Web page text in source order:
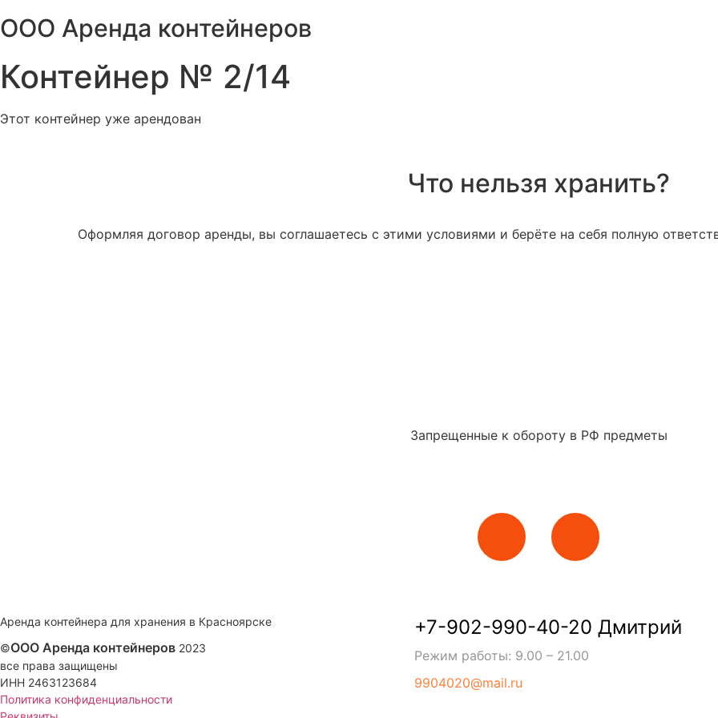
Перейти
к
ООО Аренда контейнеров
Контейнер № 2/14
Этот контейнер уже арендован
Что нельзя хранить?
Оформляя договор аренды, вы соглашаетесь с этими условиями и берёте на себя полную
Запрещенные к обороту в РФ предметы
Аренда контейнера для хранения в Красноярске
©ООО Аренда контейнеров 2023
все права защищены
ИНН 2463123684
Политика конфиденциальности
+7-902-990-40-20 Дмитрий
Режим работы: 9.00 – 21.00
9904020@mail.ru